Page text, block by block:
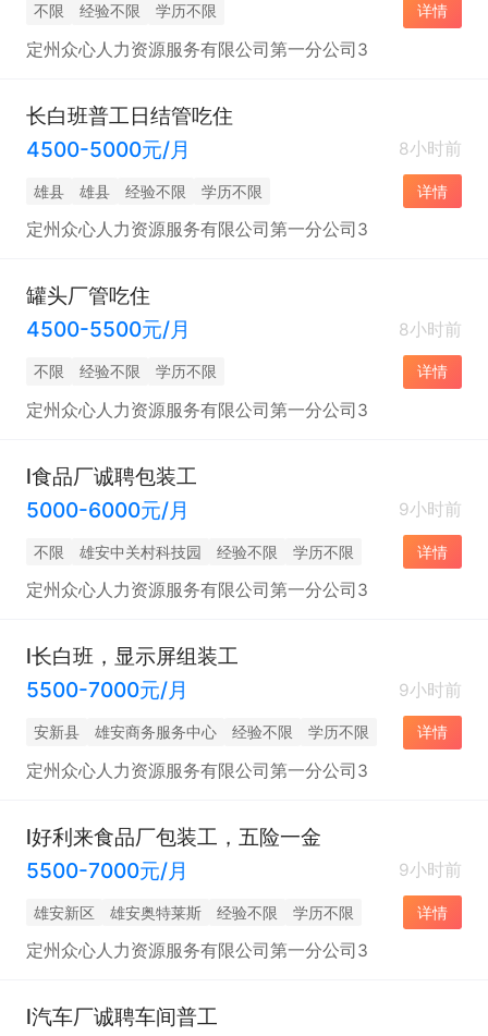
不限 经验不限 学历不限 详情
定州众心人力资源服务有限公司第一分公司3
长白班普工日结管吃住
4500-5000元/月
8小时前
雄县 雄县 经验不限 学历不限 详情
定州众心人力资源服务有限公司第一分公司3
罐头厂管吃住
4500-5500元/月
8小时前
不限 经验不限 学历不限 详情
定州众心人力资源服务有限公司第一分公司3
l食品厂诚聘包装工
5000-6000元/月
9小时前
不限 雄安中关村科技园 经验不限 学历不限 详情
定州众心人力资源服务有限公司第一分公司3
l长白班，显示屏组装工
5500-7000元/月
9小时前
安新县 雄安商务服务中心 经验不限 学历不限 详情
定州众心人力资源服务有限公司第一分公司3
l好利来食品厂包装工，五险一金
5500-7000元/月
9小时前
雄安新区 雄安奥特莱斯 经验不限 学历不限 详情
定州众心人力资源服务有限公司第一分公司3
l汽车厂诚聘车间普工